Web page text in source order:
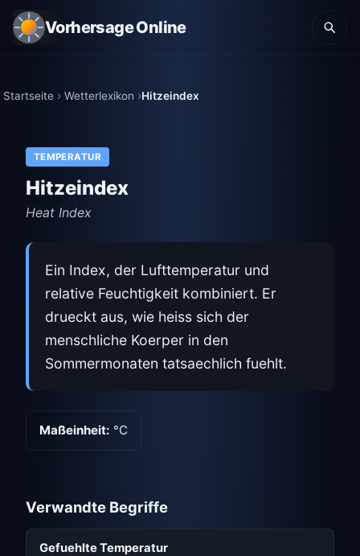
Vorhersage Online
Startseite Wetterlexikon Hitzeindex
TEMPERATUR
Hitzeindex
Heat Index
Ein Index, der Lufttemperatur und
relative Feuchtigkeit kombiniert. Er
drueckt aus, wie heiss sich der
menschliche Koerper in den
Sommermonaten tatsaechlich fuehlt.
Maßeinheit: °C
Verwandte Begriffe
Gefuehlte Temperatur